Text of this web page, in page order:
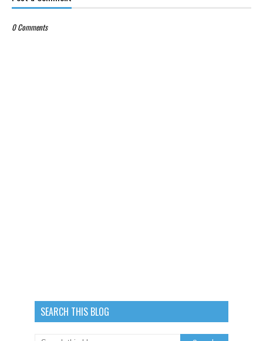
0 Comments
SEARCH THIS BLOG